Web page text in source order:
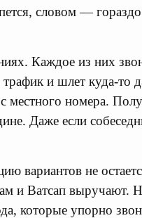
словом —
Каждое из них
и шлет куда-то
местного номера.
Даже если
вариантов не
и Ватсап выручают.
которые упорно